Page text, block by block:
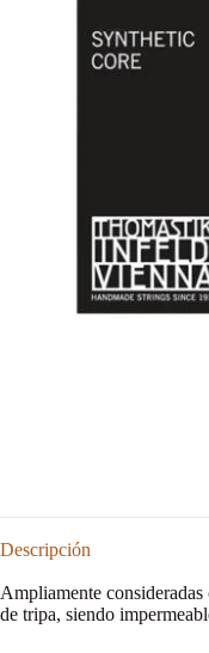
Descripción
Ampliamente
de tripa, siendo